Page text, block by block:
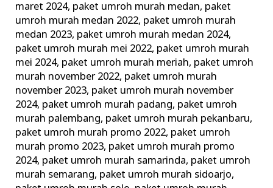
maret 2024, paket umroh murah medan, paket
umroh murah medan 2022, paket umroh murah
medan 2023, paket umroh murah medan 2024,
paket umroh murah mei 2022, paket umroh murah
mei 2024, paket umroh murah meriah, paket umroh
murah november 2022, paket umroh murah
november 2023, paket umroh murah november
2024, paket umroh murah padang, paket umroh
murah palembang, paket umroh murah pekanbaru,
paket umroh murah promo 2022, paket umroh
murah promo 2023, paket umroh murah promo
2024, paket umroh murah samarinda, paket umroh
murah semarang, paket umroh murah sidoarjo,